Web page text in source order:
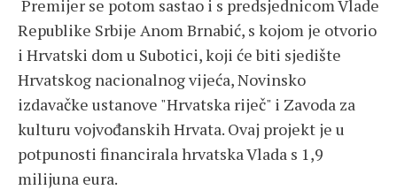
Premijer se potom sastao i s predsjednicom Vlade
Republike Srbije Anom Brnabić, s kojom je otvorio
i Hrvatski dom u Subotici, koji će biti sjedište
Hrvatskog nacionalnog vijeća, Novinsko
izdavačke ustanove "Hrvatska riječ" i Zavoda za
kulturu vojvođanskih Hrvata. Ovaj projekt je u
potpunosti financirala hrvatska Vlada s 1,9
milijuna eura.